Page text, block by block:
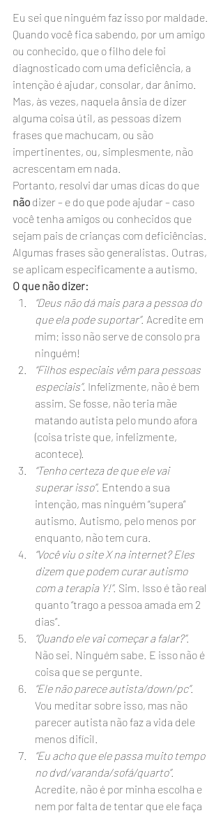
Eu sei que ninguém faz isso por maldade.
Quando você fica sabendo, por um amigo
ou conhecido, que o filho dele foi
diagnosticado com uma deficiência, a
intenção é ajudar, consolar, dar ânimo.
Mas, às vezes, naquela ânsia de dizer
alguma coisa útil, as pessoas dizem
frases que machucam, ou são
impertinentes, ou, simplesmente, não
acrescentam em nada.
Portanto, resolvi dar umas dicas do que
não dizer – e do que pode ajudar – caso
você tenha amigos ou conhecidos que
sejam pais de crianças com deficiências.
Algumas frases são generalistas. Outras,
se aplicam especificamente a autismo.
O que não dizer:
“Deus não dá mais para a pessoa do
que ela pode suportar”. Acredite em
mim: isso não serve de consolo pra
ninguém!
“Filhos especiais vêm para pessoas
especiais”. Infelizmente, não é bem
assim. Se fosse, não teria mãe
matando autista pelo mundo afora
(coisa triste que, infelizmente,
acontece).
“Tenho certeza de que ele vai
superar isso”. Entendo a sua
intenção, mas ninguém “supera”
autismo. Autismo, pelo menos por
enquanto, não tem cura.
“Você viu o site X na internet? Eles
dizem que podem curar autismo
com a terapia Y!”. Sim. Isso é tão real
quanto “trago a pessoa amada em 2
dias”.
“Quando ele vai começar a falar?”.
Não sei. Ninguém sabe. E isso não é
coisa que se pergunte.
“Ele não parece autista/down/pc”.
Vou meditar sobre isso, mas não
parecer autista não faz a vida dele
menos difícil.
“Eu acho que ele passa muito tempo
no dvd/varanda/sofá/quarto”.
Acredite, não é por minha escolha e
nem por falta de tentar que ele faça